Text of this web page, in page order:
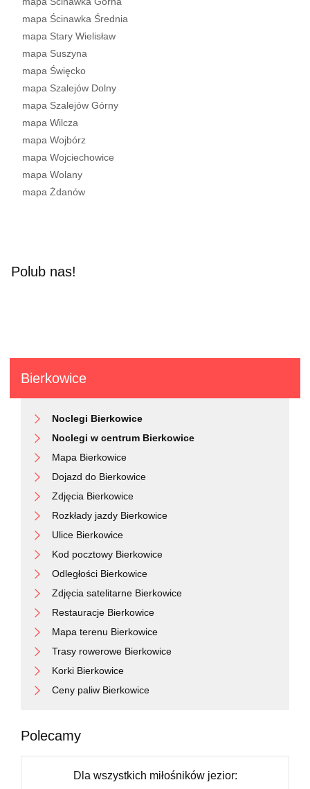
mapa Ścinawka Średnia
mapa Stary Wielisław
mapa Suszyna
mapa Święcko
mapa Szalejów Dolny
mapa Szalejów Górny
mapa Wilcza
mapa Wojbórz
mapa Wojciechowice
mapa Wolany
mapa Żdanów
Polub nas!
Bierkowice
Noclegi Bierkowice
Noclegi w centrum Bierkowice
Mapa Bierkowice
Dojazd do Bierkowice
Zdjęcia Bierkowice
Rozkłady jazdy Bierkowice
Ulice Bierkowice
Kod pocztowy Bierkowice
Odległości Bierkowice
Zdjęcia satelitarne Bierkowice
Restauracje Bierkowice
Mapa terenu Bierkowice
Trasy rowerowe Bierkowice
Korki Bierkowice
Ceny paliw Bierkowice
Polecamy
Dla wszystkich miłośników jezior: